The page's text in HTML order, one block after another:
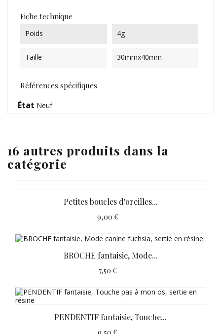
Fiche technique
Poids 4g
Taille 30mmx40mm
Références spécifiques
État Neuf
16 autres produits dans la
catégorie
Petites boucles d'oreilles...
9,00 €
BROCHE fantaisie, Mode...
7,50 €
PENDENTIF fantaisie, Touche...